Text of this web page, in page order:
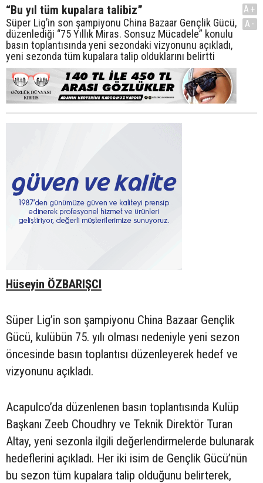
“Bu yıl tüm kupalara talibiz”
Süper Lig’in son şampiyonu China Bazaar Gençlik Gücü,
düzenlediği “75 Yıllık Miras. Sonsuz Mücadele” konulu
basın toplantısında yeni sezondaki vizyonunu açıkladı,
yeni sezonda tüm kupalara talip olduklarını belirtti
A+
A-
Hüseyin ÖZBARIŞCI
Süper Lig’in son şampiyonu China Bazaar Gençlik
Gücü, kulübün 75. yılı olması nedeniyle yeni sezon
öncesinde basın toplantısı düzenleyerek hedef ve
vizyonunu açıkladı.
Acapulco’da düzenlenen basın toplantısında Kulüp
Başkanı Zeeb Choudhry ve Teknik Direktör Turan
Altay, yeni sezonla ilgili değerlendirmelerde bulunarak
hedeflerini açıkladı. Her iki isim de Gençlik Gücü’nün
bu sezon tüm kupalara talip olduğunu belirterek,